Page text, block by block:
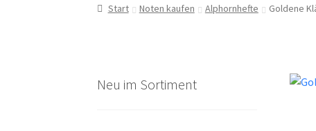
Start Noten kaufen Alphornhefte Goldene
Neu im Sortiment